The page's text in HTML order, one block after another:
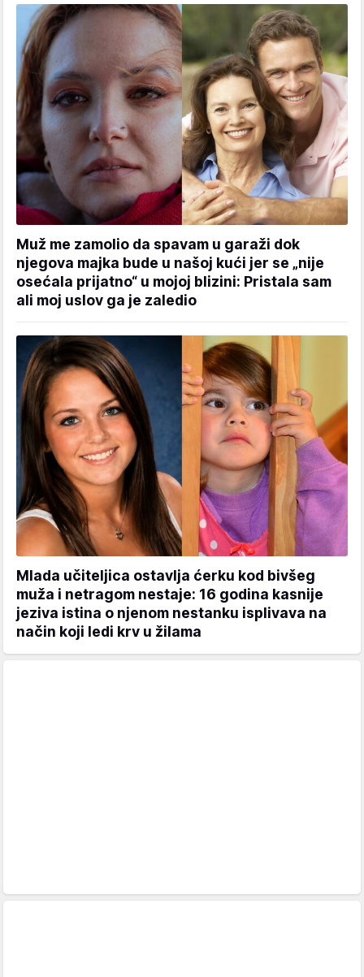
Muž me zamolio da spavam u garaži dok
njegova majka bude u našoj kući jer se „nije
osećala prijatno“ u mojoj blizini: Pristala sam
ali moj uslov ga je zaledio
Mlada učiteljica ostavlja ćerku kod bivšeg
muža i netragom nestaje: 16 godina kasnije
jeziva istina o njenom nestanku isplivava na
način koji ledi krv u žilama